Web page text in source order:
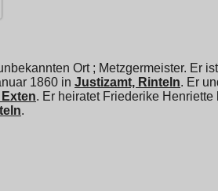
Ort ; Metzgermeister. Er
1860 in Justizamt, Rinteln. Er
. Er heiratet Friederike Henriette
.